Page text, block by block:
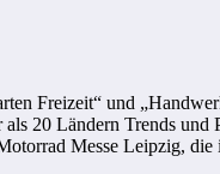
Freizeit“ und
20 Ländern Trends
Messe Leipzig,